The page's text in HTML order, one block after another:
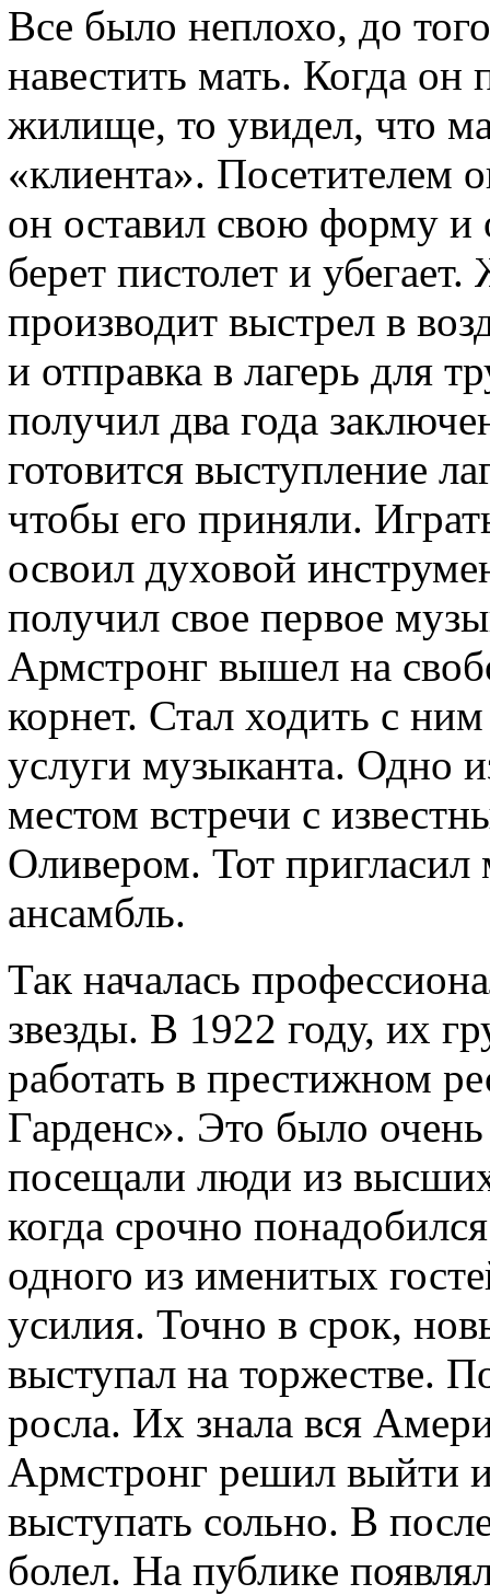
Все было неплохо, до
навестить мать. Когда он
жилище, то увидел, что
«клиента». Посетителем
он оставил свою форму и
берет пистолет и
производит выстрел в
и отправка в лагерь для
получил два года
готовится выступление
чтобы его приняли.
освоил духовой
получил свое первое
Армстронг вышел на
корнет. Стал ходить с
услуги музыканта. Одно
местом встречи с
Оливером. Тот пригласил
ансамбль.
Так началась
звезды. В 1922 году, их
работать в престижном
Гарденс». Это было
посещали люди из
когда срочно
одного из именитых
усилия. Точно в срок,
выступал на торжестве.
росла. Их знала вся
Армстронг решил выйти
выступать сольно. В
болел. На публике